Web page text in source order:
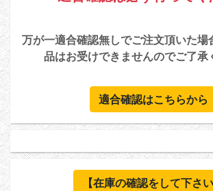
万が一適合確認無しでご注文頂いた場
品はお受けできませんのでご了承
適合確認はこちらから
【在庫の確認をして下さい